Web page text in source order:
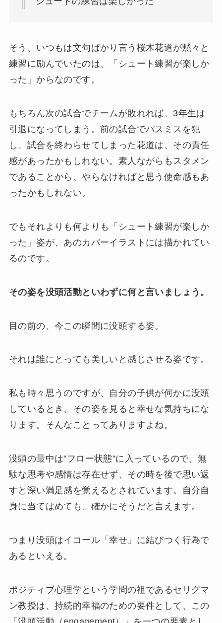
そう、いつもは文句ばかり言う桜木花道が黙々と
練習に励んでいたのは、「シュート練習が楽しか
った」からなのです。
もちろん次の試合でチームが敗れれば、3年生は
引退になってしまう。前の試合でパスミスを犯
し、試合を終わらせてしまった花道は、その責任
感があったかもしれない。素人ながらもスタメン
であることから、やらなければと思う使命感もあ
ったかもしれない。
でもそれよりも何よりも「シュート練習が楽しか
った」姿が、あのカバーイラストには描かれてい
るのです。
その姿を没頭活動といわずに何と言いましょう。
目の前の、今この瞬間に没頭する姿。
それは誰にとっても美しいと感じさせる姿です。
私も時々思うのですが、自分の子供が何かに没頭
しているとき、その姿を見ると幸せな気持ちにな
ります。そんなことってありますよね。
没頭の最中は”フロー状態”に入っているので、無
駄な思考や感情は存在せず、その時を後で思い返
すと深い満足感を覚えるとされています。自分自
身に当てはめても、確かにそうだと言えます。
つまり没頭はイコール「幸せ」に結びつく行為で
あるといえる。
ポジティブ心理学という学問の祖であるセリグマ
ン教授は、持続的幸福のための要件として、この